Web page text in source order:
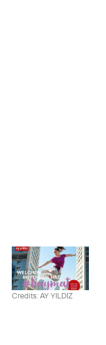
Credits: AY YILDIZ